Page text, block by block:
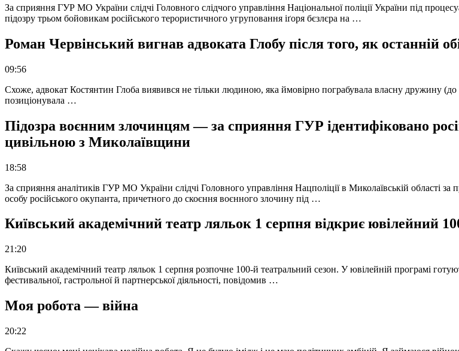
За сприяння ГУР МО України слідчі Головного слідчого управління Національної поліції України під
підозру трьом бойовикам російського терористичного угруповання іґоря бєзлєра на …
Роман Червінський вигнав адвоката Глобу після того, як останній
09:56
Схоже, адвокат Костянтин Глоба виявився не тільки людиною, яка ймовірно пограбувала власну дружину (до
позиціонувала …
Підозра воєнним злочинцям — за сприяння ГУР ідентифіковано
цивільною з Миколаївщини
18:58
За сприяння аналітиків ГУР МО України слідчі Головного управління Нацполіції в Миколаївській області
особу російського окупанта, причетного до скоєння воєнного злочину під …
Київський академічний театр ляльок 1 серпня відкриє ювілейний
21:20
Київський академічний театр ляльок 1 серпня розпочне 100-й театральний сезон. У ювілейній програмі
фестивальної, гастрольної й партнерської діяльності, повідомив …
Моя робота — війна
20:22